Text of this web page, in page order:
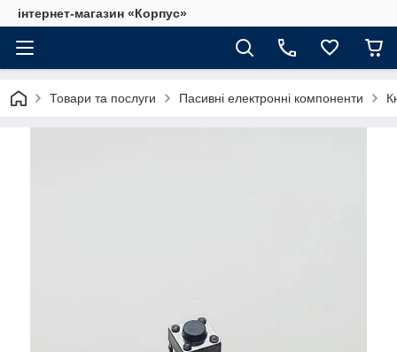
інтернет-магазин «Корпус»
Товари та послуги Пасивні електронні компоненти